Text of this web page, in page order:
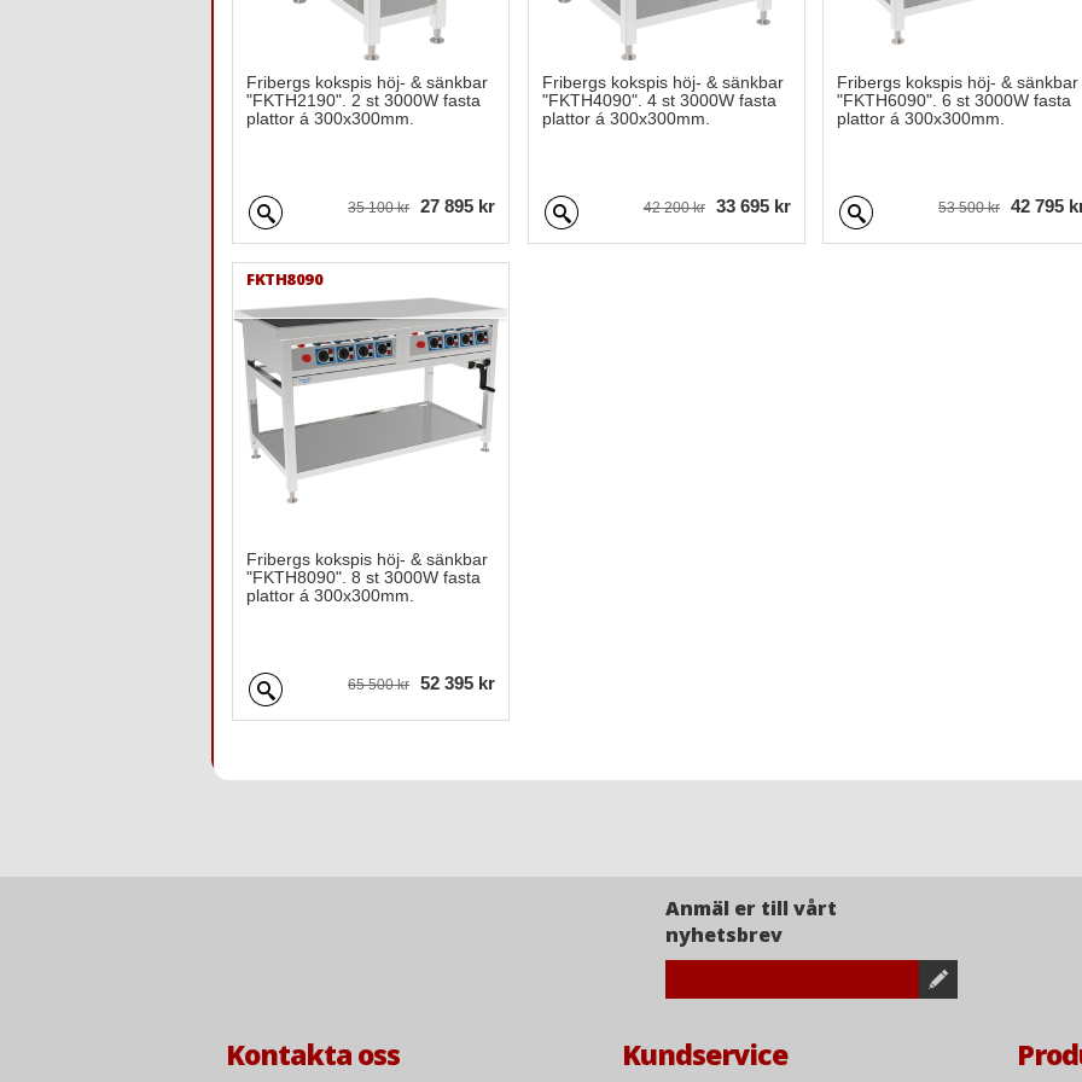
Fribergs kokspis höj- & sänkbar
"FKTH2190". 2 st 3000W fasta
plattor á 300x300mm.
35 100 kr 27 895 kr
Fribergs kokspis höj- & sänkbar
"FKTH4090". 4 st 3000W fasta
plattor á 300x300mm.
42 200 kr 33 695 kr
Fribergs kokspis höj- & sänkbar
"FKTH6090". 6 st 3000W fasta
plattor á 300x300mm.
53 500 kr 42 795
FKTH8090
Fribergs kokspis höj- & sänkbar
"FKTH8090". 8 st 3000W fasta
plattor á 300x300mm.
65 500 kr 52 395 kr
Anmäl er till vårt
nyhetsbrev
Kontakta oss Kundservice